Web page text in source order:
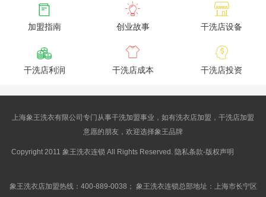

加盟指南

创业故事

干洗店设备

干洗店利润

干洗店成本

干洗店投资
上海象王洗衣有限公司专门从事干洗加盟事业，如有洗衣店加盟，干洗店加盟
意愿的朋友，欢迎选择象王品牌
Copyright 2011 象王洗衣连锁 All Rights Reserved. 隐私条款-版权声明
象王洗衣店加盟热线：400-889-0038； 象王洗衣连锁总部地址：上海市长宁区